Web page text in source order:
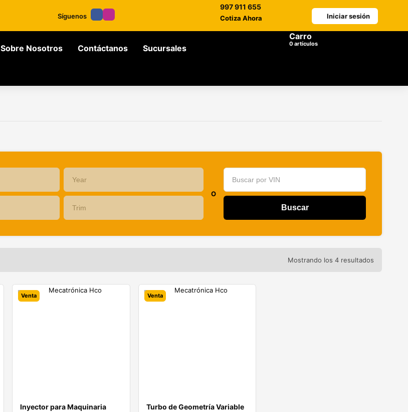
Síguenos
997 911 655
Cotiza Ahora Iniciar sesión
Sobre Nosotros Contáctanos Sucursales
Carro
artículos
O
Mostrando los 4 resultados
Venta
Inyector para Maquinaria
Venta
Turbo de Geometría Variable